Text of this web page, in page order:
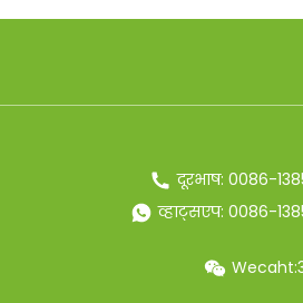
दूरभाष: 0086-
व्हाट्सएप: 0086-